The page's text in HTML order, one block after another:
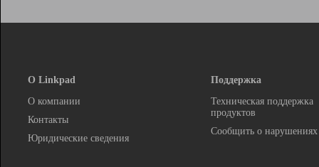
О Linkpad
О компании
Контакты
Юридические сведения
Поддержка
Техническая поддержка
продуктов
Сообщить о нарушениях